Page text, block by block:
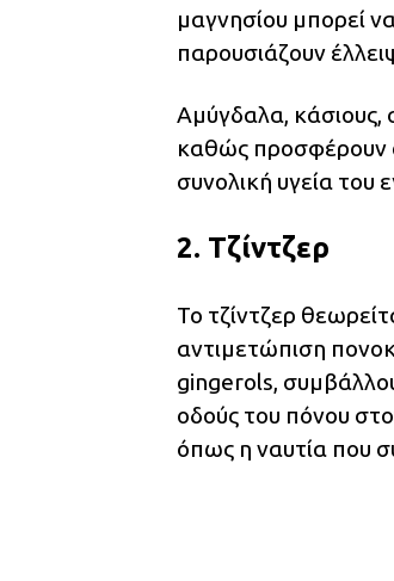
μαγνησίου μπορεί
παρουσιάζουν
Αμύγδαλα, κάσιους,
καθώς προσφέρουν
συνολική υγεία του
2. Τζίντζερ
Το τζίντζερ
αντιμετώπιση
gingerols,
οδούς του πόνου
όπως η ναυτία που